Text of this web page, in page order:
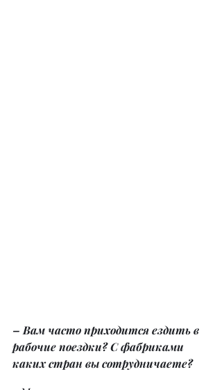
– Вам часто приходится ездить в
рабочие поездки? С фабриками
каких стран вы сотрудничаете?